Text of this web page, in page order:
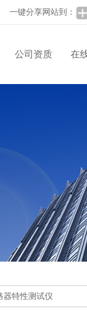
一键分享网站到：
公司资质 在
器特性测试仪